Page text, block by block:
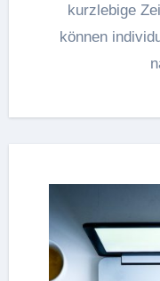
kurzlebige
können